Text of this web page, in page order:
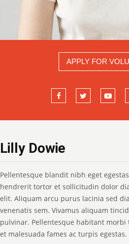
APPLY FOR
Lilly Dowie
Pellentesque blandit nibh eget
hendrerit tortor et sollicitudin dolor
elit. Aliquam arcu purus lacinia sed
venenatis sem. Vivamus aliquam
pulvinar. Pellentesque habitant
et malesuada fames ac turpis egestas.